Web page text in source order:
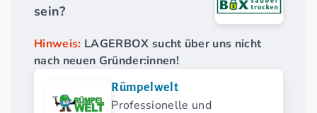
sein?
Hinweis: LAGERBOX sucht über uns nicht
nach neuen Gründer:innen!
Rümpelwelt
Professionelle und